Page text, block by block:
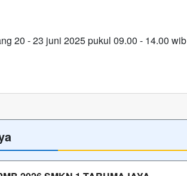
20 - 23 juni 2025 pukul 09.00 - 14.00 wib